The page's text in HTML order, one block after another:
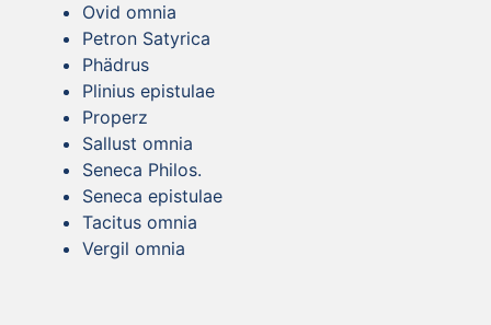
Ovid omnia
Petron Satyrica
Phädrus
Plinius epistulae
Properz
Sallust omnia
Seneca Philos.
Seneca epistulae
Tacitus omnia
Vergil omnia